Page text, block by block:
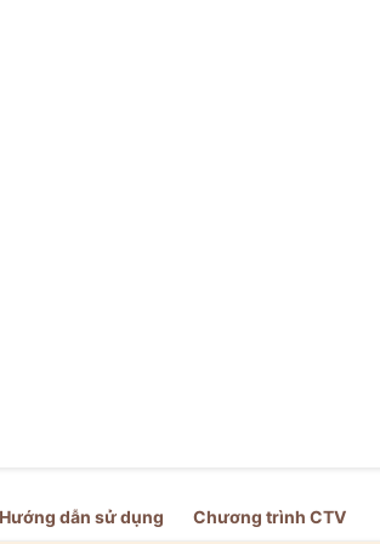
Hướng dẫn sử dụng Chương trình CTV